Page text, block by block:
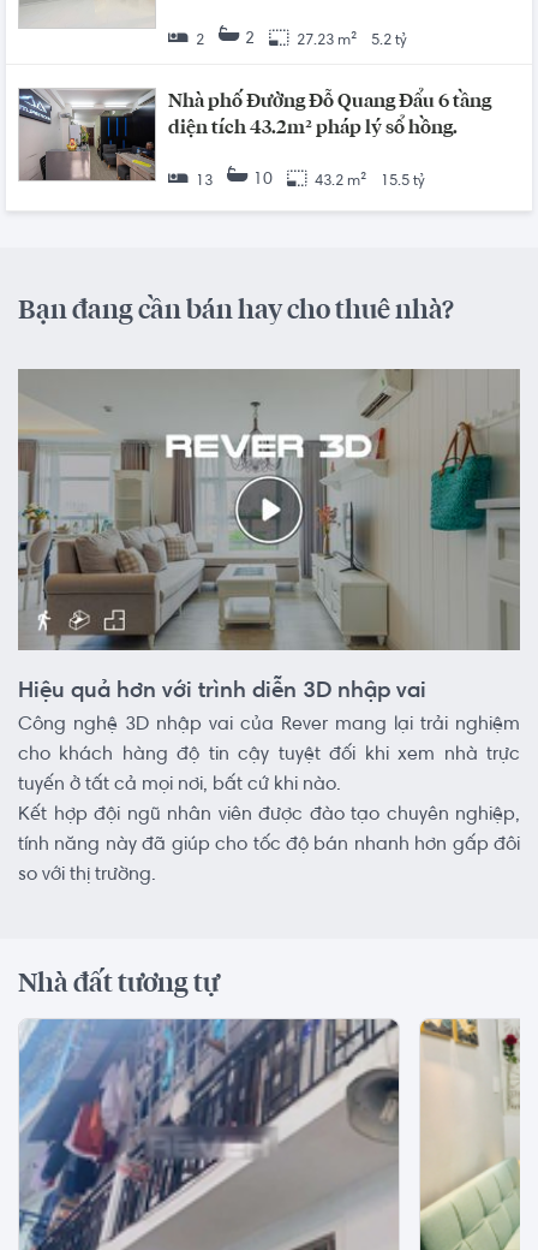
2 2 27.23 m² 5.2 tỷ
Nhà phố Đường Đỗ Quang Đẩu 6 tầng
diện tích 43.2m² pháp lý sổ hồng.
13 10 43.2 m² 15.5 tỷ
Bạn đang cần bán hay cho thuê nhà?
Hiệu quả hơn với trình diễn 3D nhập vai
Công nghệ 3D nhập vai của Rever mang lại trải nghiệm
cho khách hàng độ tin cậy tuyệt đối khi xem nhà trực
tuyến ở tất cả mọi nơi, bất cứ khi nào.
Kết hợp đội ngũ nhân viên được đào tạo chuyên nghiệp,
tính năng này đã giúp cho tốc độ bán nhanh hơn gấp đôi
so với thị trường.
Nhà đất tương tự